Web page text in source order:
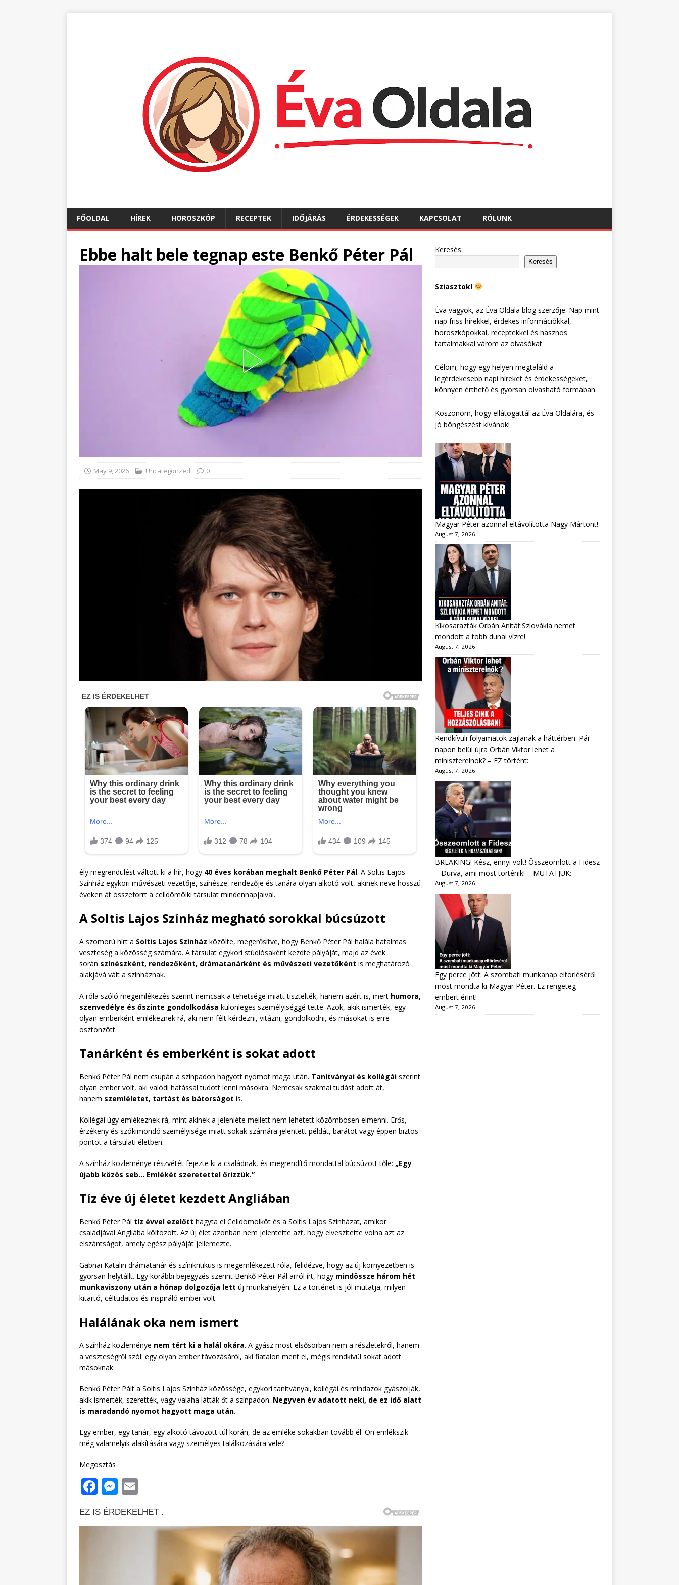
FŐOLDAL HÍREK HOROSZKÓP RECEPTEK IDŐJÁRÁS ÉRDEKESSÉGEK KAPCSOLAT RÓLUNK
Ebbe halt bele tegnap este Benkő Péter Pál
May 9, 2026 Uncategorized 0
ély megrendülést váltott ki a hír, hogy 40 éves korában meghalt Benkő Péter Pál. A Soltis Lajos
Színház egykori művészeti vezetője, színésze, rendezője és tanára olyan alkotó volt, akinek neve hosszú
éveken át összeforrt a celldömölki társulat mindennapjaival.
A Soltis Lajos Színház megható sorokkal búcsúzott
A szomorú hírt a Soltis Lajos Színház közölte, megerősítve, hogy Benkő Péter Pál halála hatalmas
veszteség a közösség számára. A társulat egykori stúdiósaként kezdte pályáját, majd az évek
során színészként, rendezőként, drámatanárként és művészeti vezetőként is meghatározó
alakjává vált a színháznak.
A róla szóló megemlékezés szerint nemcsak a tehetsége miatt tisztelték, hanem azért is, mert humora,
szenvedélye és őszinte gondolkodása különleges személyiséggé tette. Azok, akik ismerték, egy
olyan emberként emlékeznek rá, aki nem félt kérdezni, vitázni, gondolkodni, és másokat is erre
ösztönzött.
Tanárként és emberként is sokat adott
Benkő Péter Pál nem csupán a színpadon hagyott nyomot maga után. Tanítványai és kollégái szerint
olyan ember volt, aki valódi hatással tudott lenni másokra. Nemcsak szakmai tudást adott át,
hanem szemléletet, tartást és bátorságot is.
Kollégái úgy emlékeznek rá, mint akinek a jelenléte mellett nem lehetett közömbösen elmenni. Erős,
érzékeny és szókimondó személyisége miatt sokak számára jelentett példát, barátot vagy éppen biztos
pontot a társulati életben.
A színház közleménye részvétét fejezte ki a családnak, és megrendítő mondattal búcsúzott tőle: „Egy
újabb közös seb… Emlékét szeretettel őrizzük.”
Tíz éve új életet kezdett Angliában
Benkő Péter Pál tíz évvel ezelőtt hagyta el Celldömölköt és a Soltis Lajos Színházat, amikor
családjával Angliába költözött. Az új élet azonban nem jelentette azt, hogy elveszítette volna azt az
elszántságot, amely egész pályáját jellemezte.
Gabnai Katalin drámatanár és színikritikus is megemlékezett róla, felidézve, hogy az új környezetben is
gyorsan helytállt. Egy korábbi bejegyzés szerint Benkő Péter Pál arról írt, hogy mindössze három hét
munkaviszony után a hónap dolgozója lett új munkahelyén. Ez a történet is jól mutatja, milyen
kitartó, céltudatos és inspiráló ember volt.
Halálának oka nem ismert
A színház közleménye nem tért ki a halál okára. A gyász most elsősorban nem a részletekről, hanem
a veszteségről szól: egy olyan ember távozásáról, aki fiatalon ment el, mégis rendkívül sokat adott
másoknak.
Benkő Péter Pált a Soltis Lajos Színház közössége, egykori tanítványai, kollégái és mindazok gyászolják,
akik ismerték, szerették, vagy valaha látták őt a színpadon. Negyven év adatott neki, de ez idő alatt
is maradandó nyomot hagyott maga után.
Egy ember, egy tanár, egy alkotó távozott túl korán, de az emléke sokakban tovább él. Ön emlékszik
még valamelyik alakítására vagy személyes találkozására vele?
Megosztás
F
a
c
M
ssai
Keresés
Keresés
Sziasztok!
Éva vagyok, az Éva Oldala blog szerzője. Nap mint
nap friss hírekkel, érdekes információkkal,
horoszkópokkal, receptekkel és hasznos
tartalmakkal várom az olvasókat.
Célom, hogy egy helyen megtaláld a
legérdekesebb napi híreket és érdekességeket,
könnyen érthető és gyorsan olvasható formában.
Köszönöm, hogy ellátogattál az Éva Oldalára, és
jó böngészést kívánok!
Magyar Péter azonnal eltávolította Nagy Mártont!
August 7, 2026
Kikosarazták Orbán Anitát:Szlovákia nemet
mondott a több dunai vízre!
August 7, 2026
Rendkívüli folyamatok zajlanak a háttérben. Pár
napon belül újra Orbán Viktor lehet a
miniszterelnök? – EZ történt:
August 7, 2026
BREAKING! Kész, ennyi volt! Összeomlott a Fidesz
– Durva, ami most történik! – MUTATJUK:
August 7, 2026
Egy perce jött: A szombati munkanap eltörléséről
most mondta ki Magyar Péter. Ez rengeteg
embert érint!
August 7, 2026